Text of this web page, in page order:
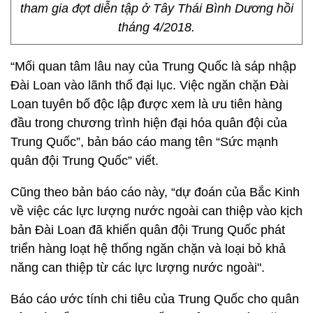
tham gia đợt diễn tập ở Tây Thái Bình Dương hồi
tháng 4/2018.
“Mối quan tâm lâu nay của Trung Quốc là sáp nhập
Đài Loan vào lãnh thổ đại lục. Việc ngăn chặn Đài
Loan tuyên bố độc lập được xem là ưu tiên hàng
đầu trong chương trình hiện đại hóa quân đội của
Trung Quốc”, bản báo cáo mang tên “Sức mạnh
quân đội Trung Quốc” viết.
Cũng theo bản báo cáo này, “dự đoán của Bắc Kinh
về việc các lực lượng nước ngoài can thiệp vào kịch
bản Đài Loan đã khiến quân đội Trung Quốc phát
triển hàng loạt hệ thống ngăn chặn và loại bỏ khả
năng can thiệp từ các lực lượng nước ngoài".
Báo cáo ước tính chi tiêu của Trung Quốc cho quân